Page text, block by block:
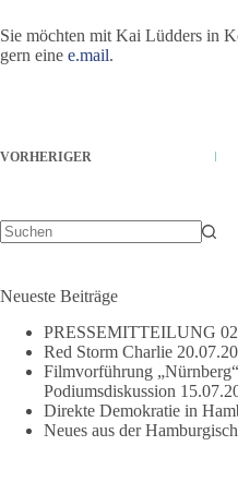
Sie möchten mit Kai Lüdders in
gern eine e.mail.
VORHERIGER
Neueste Beiträge
PRESSEMITTEILUNG
Red Storm Charlie
Filmvorführung
Podiumsdiskussion
Direkte Demokratie in
Neues aus der